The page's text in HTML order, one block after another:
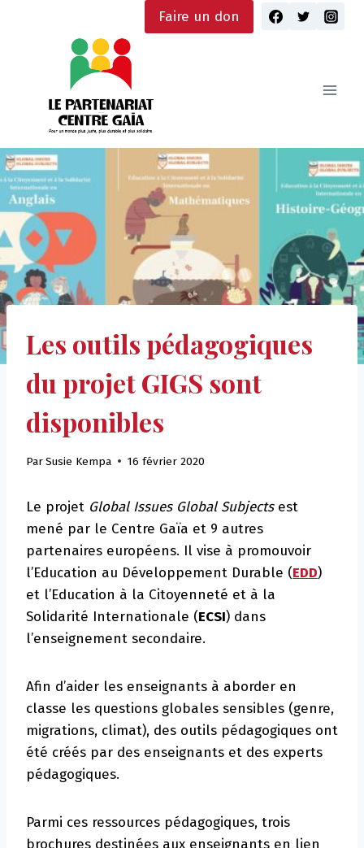
Faire un don
Les outils pédagogiques
du projet GIGS sont
disponibles
ParSusie Kempa 16 février 2020
Le projet Global Issues Global Subjectsest
mené par le Centre Gaïa et 9 autres
partenaires européens. Il vise à promouvoir
l’Education au Développement Durable (EDD)
et l’Education à la Citoyenneté et à la
Solidarité Internationale (ECSI) dans
l’enseignement secondaire.
Afin d’aider les enseignants à aborder en
classe les questions globales sensibles (genre,
migrations, climat), des outils pédagogiques ont
été créés par des enseignants et des experts
pédagogiques.
Parmi ces ressources pédagogiques, trois
brochures destinées aux enseignants en lien